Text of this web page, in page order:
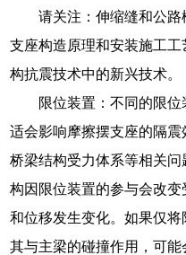
请关注：伸缩缝和公
支座构造原理和安装施工
构抗震技术中的新兴技术。
限位装置：不同的限
适会影响摩擦摆支座的隔
桥梁结构受力体系等相关
构因限位装置的参与会改
和位移发生变化。如果仅
其与主梁的碰撞作用，可